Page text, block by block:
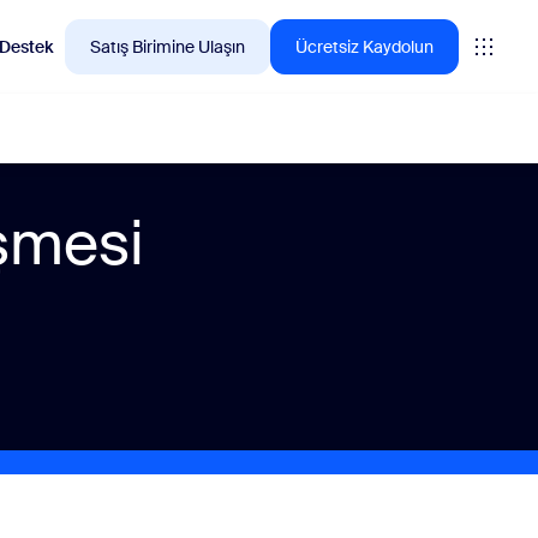
Destek Satış Birimine Ulaşın Ücretsiz Kaydolun
çok tercih ettiği ürünleri keşfedin.